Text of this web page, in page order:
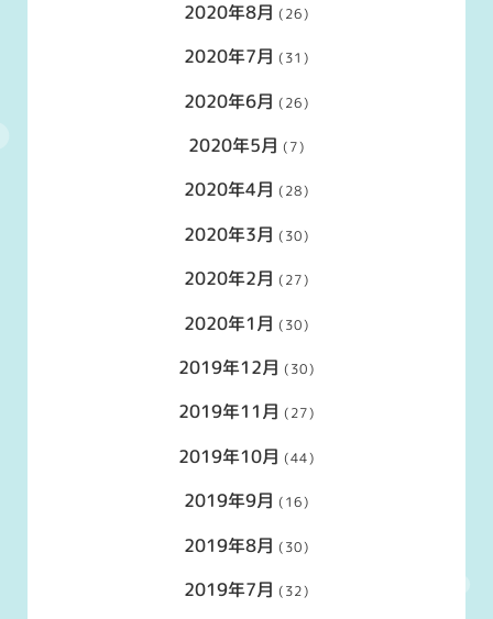
2020年8月 (26)
2020年7月 (31)
2020年6月 (26)
2020年5月 (7)
2020年4月 (28)
2020年3月 (30)
2020年2月 (27)
2020年1月 (30)
2019年12月 (30)
2019年11月 (27)
2019年10月 (44)
2019年9月 (16)
2019年8月 (30)
2019年7月 (32)